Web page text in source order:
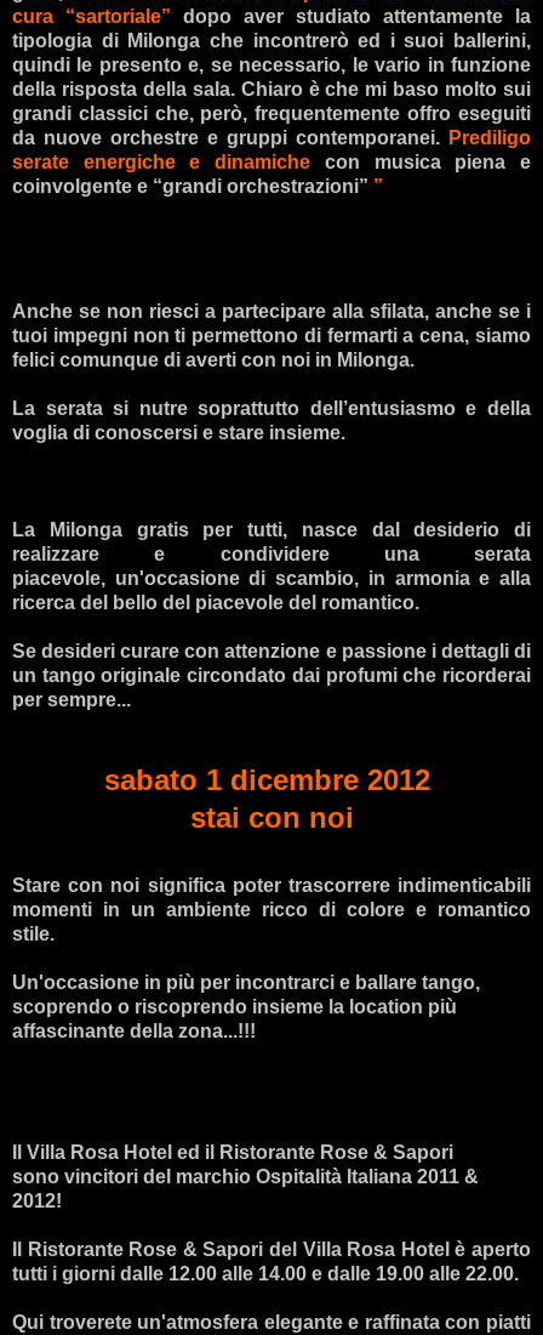
cura “sartoriale” dopo aver studiato attentamente la
tipologia di Milonga che incontrerò ed i suoi ballerini,
quindi le presento e, se necessario, le vario in funzione
della risposta della sala. Chiaro è che mi baso molto sui
grandi classici che, però, frequentemente offro eseguiti
da nuove orchestre e gruppi contemporanei. Prediligo
serate energiche e dinamiche con musica piena e
coinvolgente e “grandi orchestrazioni” ”
Anche se non riesci a partecipare alla sfilata, anche se i
tuoi impegni non ti permettono di fermarti a cena, siamo
felici comunque di averti con noi in Milonga.
La serata si nutre soprattutto dell’entusiasmo e della
voglia di conoscersi e stare insieme.
La Milonga gratis per tutti, nasce dal desiderio di
realizzare e condividere una serata
piacevole, un'occasione di scambio, in armonia e alla
ricerca del bello del piacevole del romantico.
Se desideri curare con attenzione e passione i dettagli di
un tango originalecircondato dai profumi che ricorderai
per sempre...
sabato 1 dicembre 2012
stai con noi
Stare con noi significa poter trascorrere indimenticabili
momenti in un ambiente ricco di colore e romantico
stile.
Un'occasione in più per incontrarci e ballare tango,
scoprendo o riscoprendo insieme la location più
affascinante della zona...!!!
Il Villa Rosa Hotel ed il Ristorante Rose & Sapori
sono vincitori del marchio Ospitalità Italiana 2011 &
2012!
Il Ristorante Rose & Sapori del Villa Rosa Hotel è aperto
tutti i giorni dalle 12.00 alle 14.00 e dalle 19.00 alle 22.00.
Qui troverete un'atmosfera elegante e raffinata con piatti